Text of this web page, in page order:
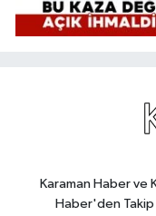
Karaman Haber ve
Haber'den Takip